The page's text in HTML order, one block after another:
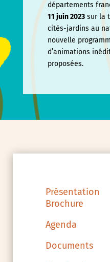
départements
11 juin2023sur la
cités-jardins au
nouvelle
d’animations
proposées.
Présentation
Brochure
Agenda
Documents